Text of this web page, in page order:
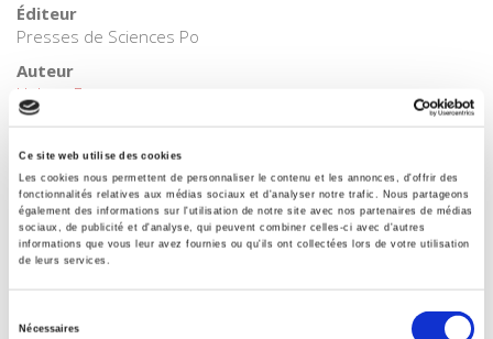
Ce site web utilise des cookies
Les cookies nous permettent de personnaliser le contenu et les annonces, d'offrir des
fonctionnalités relatives aux médias sociaux et d'analyser notre trafic. Nous partageons
également des informations sur l'utilisation de notre site avec nos partenaires de médias
sociaux, de publicité et d'analyse, qui peuvent combiner celles-ci avec d'autres
informations que vous leur avez fournies ou qu'ils ont collectées lors de votre utilisation
de leurs services.
Nécessaires
Éditeur
Presses de Sciences Po
Auteur
Hubert Ferraton
Collection
Académique
Langue
français
Mots clés
Ouvriers,Syndicalisme
Internet Hierarchy